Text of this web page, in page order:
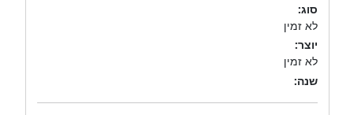
סוג:
לא זמין
יוצר:
לא זמין
שנה: